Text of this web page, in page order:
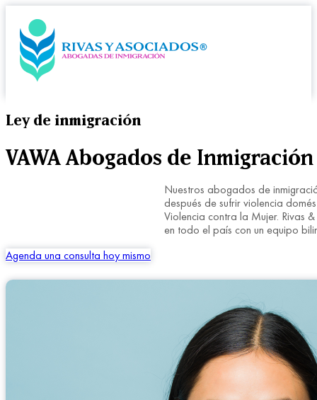
Ley de inmigración
VAWA Abogados de
Nuestros abogados de
después de sufrir violencia
Violencia contra la Mujer. Rivas
en todo el país con un equipo
Agenda una consulta hoy mismo